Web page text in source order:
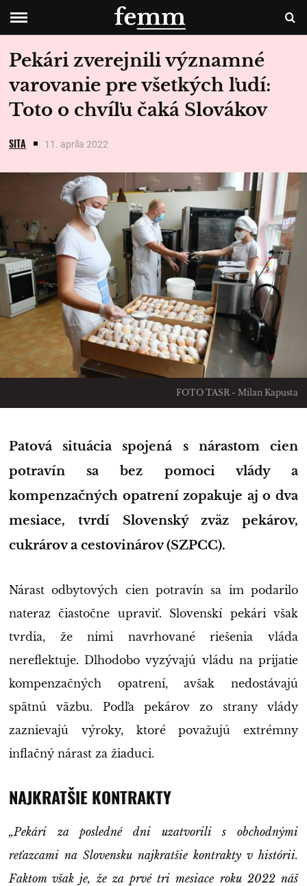
Pekári zverejnili významné
varovanie pre všetkých ľudí:
Toto o chvíľu čaká Slovákov
SITA 11. apríla 2022
FOTO TASR - Milan Kapusta
Patová situácia spojená s nárastom cien
potravín sa bez pomoci vlády a
kompenzačných opatrení zopakuje aj o dva
mesiace, tvrdí Slovenský zväz pekárov,
cukrárov a cestovinárov (SZPCC).
Nárast odbytových cien potravín sa im podarilo
nateraz čiastočne upraviť. Slovenskí pekári však
tvrdia, že nimi navrhované riešenia vláda
nereflektuje. Dlhodobo vyzývajú vládu na prijatie
kompenzačných opatrení, avšak nedostávajú
spätnú väzbu. Podľa pekárov zo strany vlády
zaznievajú výroky, ktoré považujú extrémny
inflačný nárast za žiaduci.
NAJKRATŠIE KONTRAKTY
„Pekári za posledné dni uzatvorili s obchodnými
reťazcami na Slovensku najkratšie kontrakty v histórii.
Faktom však je, že za prvé tri mesiace roku 2022 náš